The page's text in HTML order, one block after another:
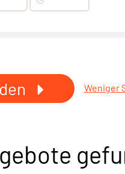
Weniger